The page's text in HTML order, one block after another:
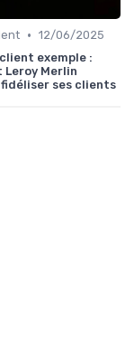
• 12/06/2025
exemple :
Leroy Merlin
ses clients